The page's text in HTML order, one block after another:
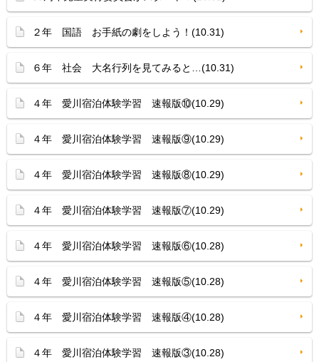
２年 国語 お手紙の劇をしよう！(10.31)
６年 社会 大名行列を見てみると…(10.31)
４年 愛川宿泊体験学習 速報版⑩(10.29)
４年 愛川宿泊体験学習 速報版⑨(10.29)
４年 愛川宿泊体験学習 速報版⑧(10.29)
４年 愛川宿泊体験学習 速報版⑦(10.29)
４年 愛川宿泊体験学習 速報版⑥(10.28)
４年 愛川宿泊体験学習 速報版⑤(10.28)
４年 愛川宿泊体験学習 速報版④(10.28)
４年 愛川宿泊体験学習 速報版③(10.28)